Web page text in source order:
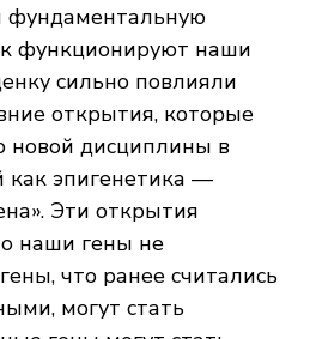
фундаментальную
функционируют наши
сильно повлияли
открытия, которые
новой дисциплины в
как эпигенетика —
Эти открытия
наши гены не
что ранее считались
могут стать